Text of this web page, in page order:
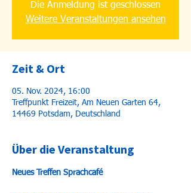
Die Anmeldung ist geschlossen
Weitere Veranstaltungen ansehen
Zeit & Ort
05. Nov. 2024, 16:00
Treffpunkt Freizeit, Am Neuen Garten 64,
14469 Potsdam, Deutschland
Über die Veranstaltung
Neues Treffen Sprachcafé